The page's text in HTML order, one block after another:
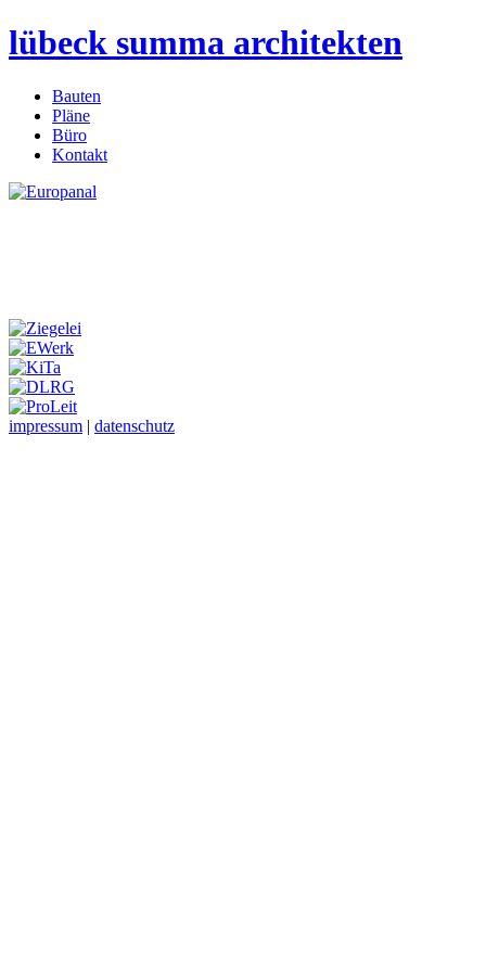
lübeck summa architekten
Bauten
Pläne
Büro
Kontakt
impressum | datenschutz